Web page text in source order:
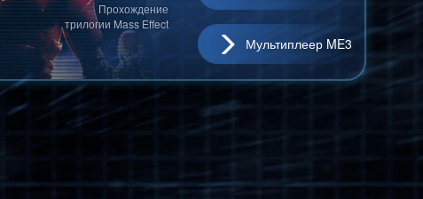
Прохождение
трилогии Mass Effect
Мультиплеер ME3